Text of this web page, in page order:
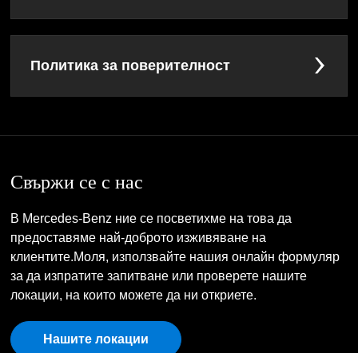
Политика за поверителност
Свържи се с нас
В Mercedes-Benz ние се посветихме на това да
предоставяме най-доброто изживяване на
клиентите.Моля, използвайте нашия онлайн формуляр
за да изпратите запитване или проверете нашите
локации, на които можете да ни откриете.
Нашите локации